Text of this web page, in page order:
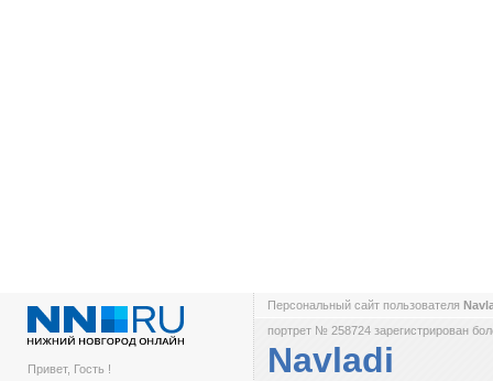
Привет, Гость !
Персональный сайт пользователя
портрет № 258724 зарегистрирован
Navladi